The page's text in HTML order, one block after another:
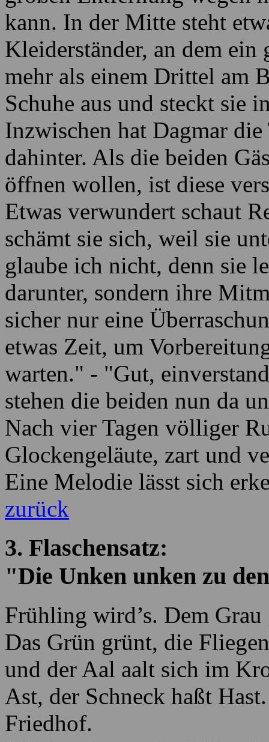
kann. In der Mitte steht
Kleiderständer, an dem
mehr als einem Drittel am
Schuhe aus und steckt sie
Inzwischen hat Dagmar
dahinter. Als die beiden
öffnen wollen, ist diese
Etwas verwundert schaut
schämt sie sich, weil sie
glaube ich nicht, denn sie
darunter, sondern ihre
sicher nur eine
etwas Zeit, um
warten." - "Gut,
stehen die beiden nun da
Nach vier Tagen völliger
Glockengeläute, zart und
Eine Melodie lässt sich
zurück
3. Flaschensatz:
"Die Unken unken zu
Frühling wird’s. Dem Grau
Das Grün grünt, die
und der Aal aalt sich im
Ast, der Schneck haßt
Friedhof.